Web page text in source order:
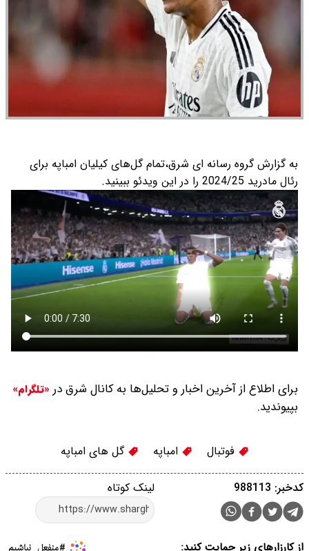
به گزارش گروه رسانه ای شرق،تمام گل‌های کیلیان امباپه برای
رئال مادرید 2024/25 را در این ویدئو ببینید.
برای اطلاع از آخرین اخبار و تحلیل‌ها به کانال شرق در «تلگرام»
بپیوندید.
فوتبال امباپه گل های امباپه
لینک کوتاه کدخبر: 988113
از کارزارهای زیر حمایت کنید: